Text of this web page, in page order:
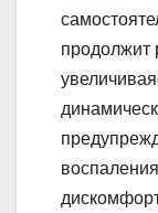
продолжит